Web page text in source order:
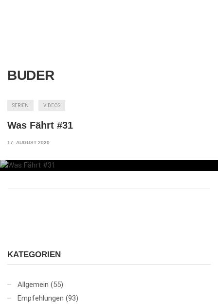
BUDER
SERIEN VIDEOS
Was Fährt #31
17. AUGUST 2020
KATEGORIEN
Allgemein (55)
Empfehlungen (93)